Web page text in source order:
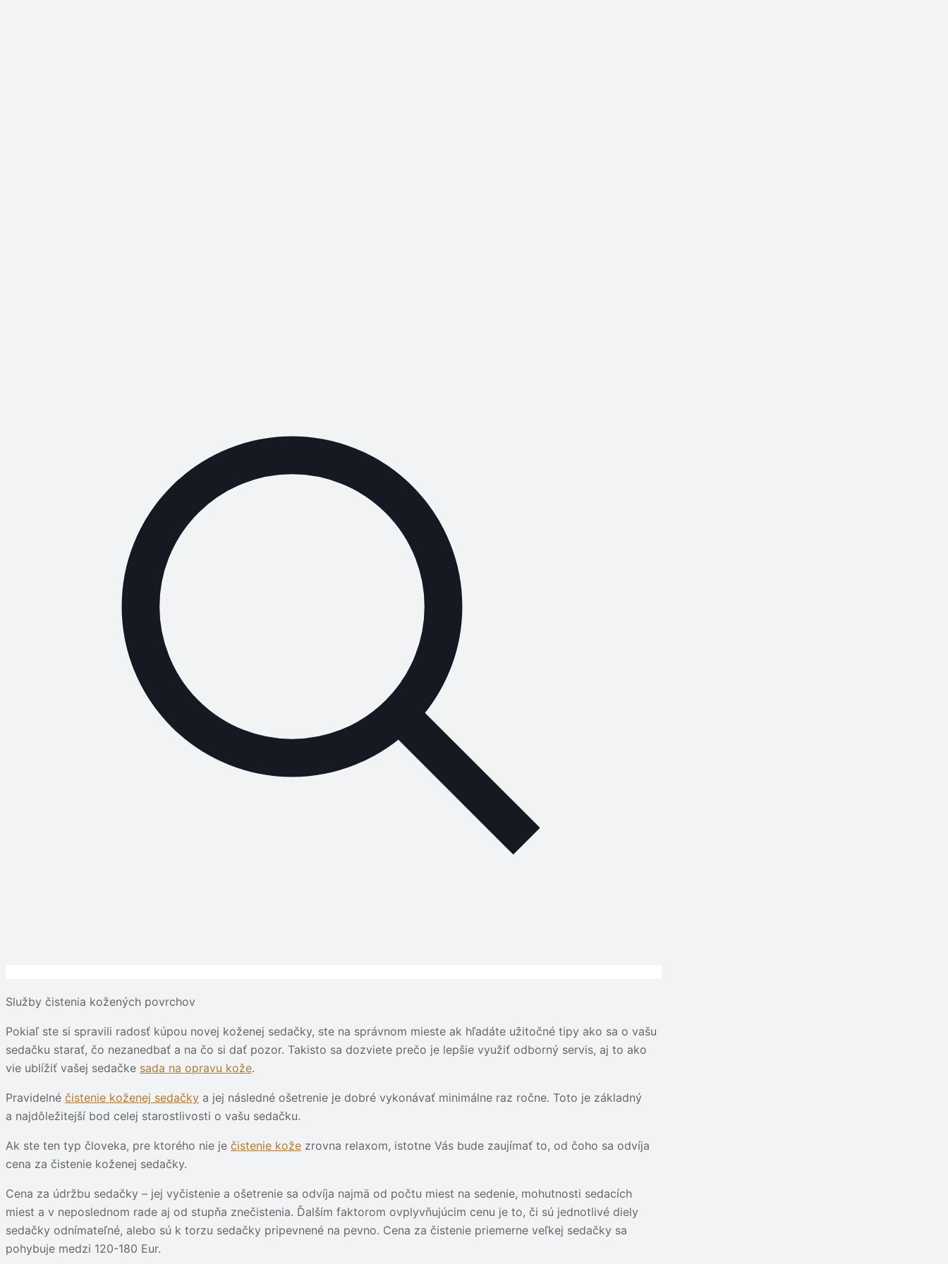
Služby čistenia kožených povrchov
Pokiaľ ste si spravili radosť kúpou novej koženej sedačky, ste na správnom mieste ak hľadáte užitočné tipy ako sa o vašu
sedačku starať, čo nezanedbať a na čo si dať pozor. Takisto sa dozviete prečo je lepšie využiť odborný servis, aj to ako
vie ublížiť vašej sedačke sada na opravu kože.
Pravidelné čistenie koženej sedačky a jej následné ošetrenie je dobré vykonávať minimálne raz ročne. Toto je základný
a najdôležitejší bod celej starostlivosti o vašu sedačku.
Ak ste ten typ človeka, pre ktorého nie je čistenie kože zrovna relaxom, istotne Vás bude zaujímať to, od čoho sa odvíja
cena za čistenie koženej sedačky.
Cena za údržbu sedačky – jej vyčistenie a ošetrenie sa odvíja najmä od počtu miest na sedenie, mohutnosti sedacích
miest a v neposlednom rade aj od stupňa znečistenia. Ďalším faktorom ovplyvňujúcim cenu je to, či sú jednotlivé diely
sedačky odnímateľné, alebo sú k torzu sedačky pripevnené na pevno. Cena za čistenie priemerne veľkej sedačky sa
pohybuje medzi 120-180 Eur.